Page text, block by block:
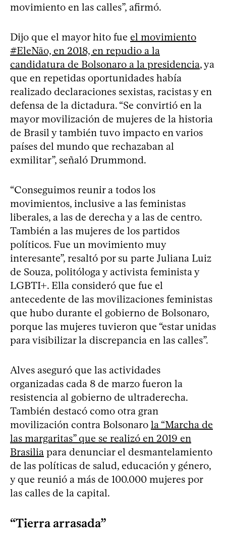
movimiento en las calles”, afirmó.
Dijo que el mayor hito fue el movimiento
#EleNāo, en 2018, en repudio a la
candidatura de Bolsonaro a la presidencia, ya
que en repetidas oportunidades había
realizado declaraciones sexistas, racistas y en
defensa de la dictadura. “Se convirtió en la
mayor movilización de mujeres de la historia
de Brasil y también tuvo impacto en varios
países del mundo que rechazaban al
exmilitar”, señaló Drummond.
“Conseguimos reunir a todos los
movimientos, inclusive a las feministas
liberales, a las de derecha y a las de centro.
También a las mujeres de los partidos
políticos. Fue un movimiento muy
interesante”, resaltó por su parte Juliana Luiz
de Souza, politóloga y activista feminista y
LGBTI+. Ella consideró que fue el
antecedente de las movilizaciones feministas
que hubo durante el gobierno de Bolsonaro,
porque las mujeres tuvieron que “estar unidas
para visibilizar la discrepancia en las calles”.
Alves aseguró que las actividades
organizadas cada 8 de marzo fueron la
resistencia al gobierno de ultraderecha.
También destacó como otra gran
movilización contra Bolsonaro la “Marcha de
las margaritas” que se realizó en 2019 en
Brasilia para denunciar el desmantelamiento
de las políticas de salud, educación y género,
y que reunió a más de 100.000 mujeres por
las calles de la capital.
“Tierra arrasada”